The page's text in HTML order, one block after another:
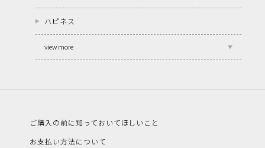
ハピネス
view more
ご購入の前に知っておいてほしいこと
お支払い方法について